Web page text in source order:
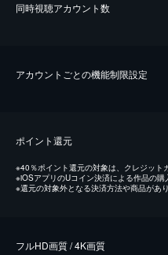
同時視聴アカウント数
アカウントごとの機能制限設定
ポイント還元
※40％ポイント還元の対象は、クレジット
※iOSアプリのUコイン決済による作品の購
※還元の対象外となる決済方法や商品があ
フルHD画質 / 4K画質